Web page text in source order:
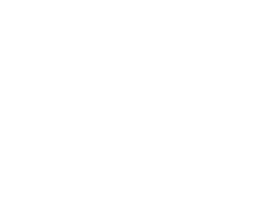
phân cấp là
những điểm